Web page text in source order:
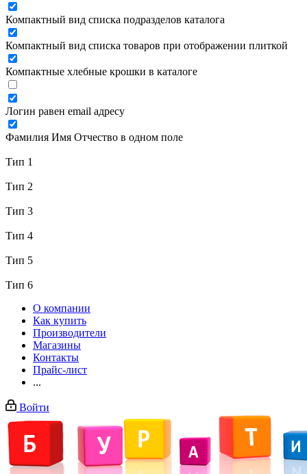
Компактный вид списка подразделов каталога
Компактный вид списка товаров при отображении плиткой
Компактные хлебные крошки в каталоге
Логин равен email адресу
Фамилия Имя Отчество в одном поле
Тип 1
Тип 2
Тип 3
Тип 4
Тип 5
Тип 6
О компании
Как купить
Производители
Магазины
Контакты
Прайс-лист
...
Войти